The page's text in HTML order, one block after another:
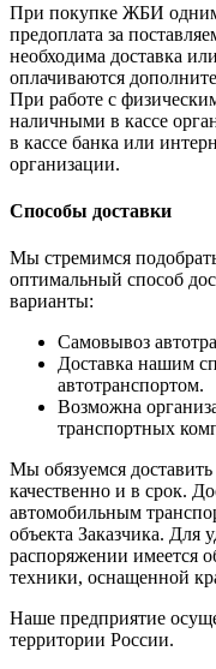
При покупке ЖБИ одним
предоплата за
необходима доставка
оплачиваются
При работе с
наличными в кассе
в кассе банка или
организации.
Способы доставки
Мы стремимся
оптимальный способ
варианты:
Самовывоз
Доставка нашим
автотранспортом.
Возможна
транспортных
Мы обязуемся
качественно и в срок.
автомобильным
объекта Заказчика. Для
распоряжении имеется
техники, оснащенной
Наше предприятие
территории России.